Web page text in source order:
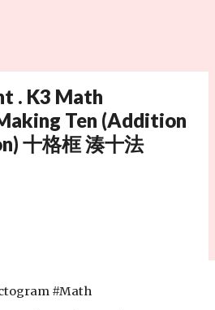
. K3 Math
Ten (Addition
十格框 湊十法
#Math